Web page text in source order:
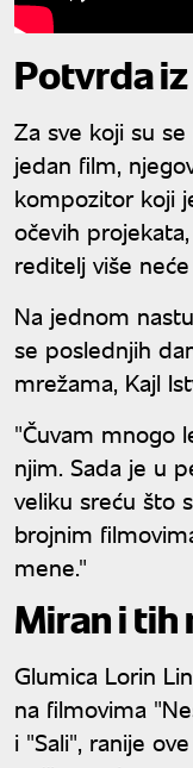
Potvrda
Za sve koji su
jedan film,
kompozitor koji
očevih
reditelj više
Na jednom
se poslednjih
mrežama, Kajl
"Čuvam mnogo
njim. Sada je u
veliku sreću što
brojnim
mene."
Miran i tih
Glumica Lorin
na filmovima
i "Sali", ranije